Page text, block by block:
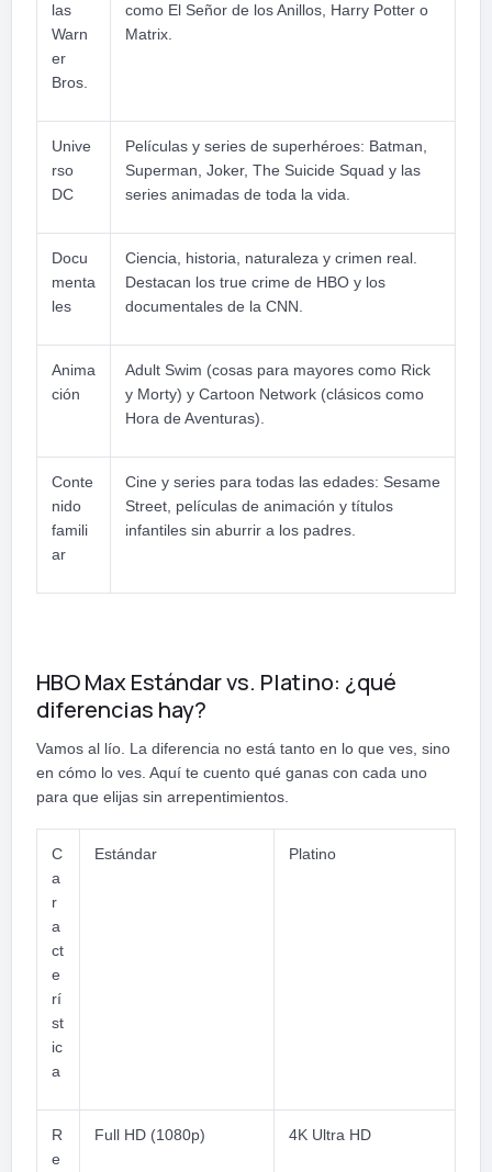
las
Warn
er
Bros.
como El Señor de los Anillos, Harry Potter o
Matrix.
Unive
rso
DC
Películas y series de superhéroes: Batman,
Superman, Joker, The Suicide Squad y las
series animadas de toda la vida.
Docu
menta
les
Ciencia, historia, naturaleza y crimen real.
Destacan los true crime de HBO y los
documentales de la CNN.
Anima
ción
Adult Swim (cosas para mayores como Rick
y Morty) y Cartoon Network (clásicos como
Hora de Aventuras).
Conte
nido
famili
ar
Cine y series para todas las edades: Sesame
Street, películas de animación y títulos
infantiles sin aburrir a los padres.
HBO Max Estándar vs. Platino: ¿qué
diferencias hay?
Vamos al lío. La diferencia no está tanto en lo que ves, sino
en cómo lo ves. Aquí te cuento qué ganas con cada uno
para que elijas sin arrepentimientos.
C
a
r
a
ct
e
rí
st
ic
a
Estándar Platino
R
e
Full HD (1080p) 4K Ultra HD